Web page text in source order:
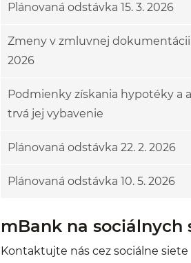
Plánovaná odstávka 15. 3. 2026
Zmeny v zmluvnej dokumentácii
2026
Podmienky získania hypotéky a
trvá jej vybavenie
Plánovaná odstávka 22. 2. 2026
Plánovaná odstávka 10. 5. 2026
mBank na sociálnych
Kontaktujte nás cez sociálne siete